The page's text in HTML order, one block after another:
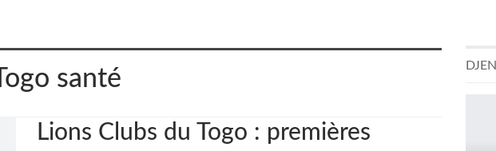
santé
Lions Clubs du Togo : premières